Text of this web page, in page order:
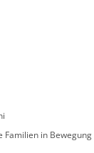
Familien in Bewegung